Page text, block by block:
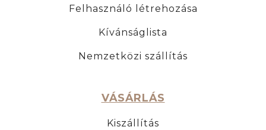
Felhasználó létrehozása
Kívánságlista
Nemzetközi szállítás
VÁSÁRLÁS
Kiszállítás